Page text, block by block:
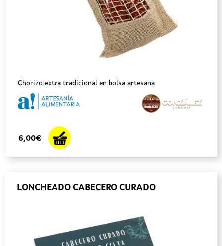
Chorizo extra tradicional en bolsa artesana
6,00€
LONCHEADO CABECERO CURADO